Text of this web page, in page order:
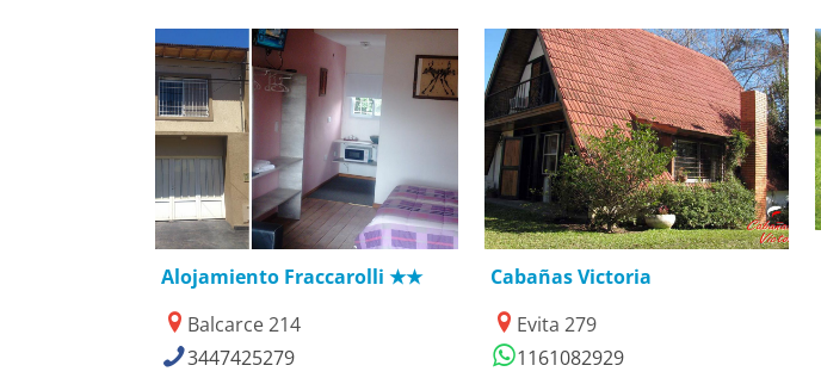
27/01/2019
Alojamiento Fraccarolli ★★
Balcarce 214
3447425279
27/02/2019
Cabañas Victoria
Evita 279
1161082929